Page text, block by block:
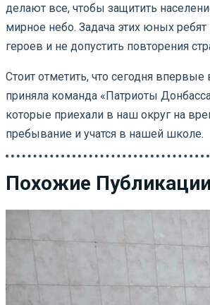
делают все, чтобы защитить
мирное небо. Задача этих юных
героев и не допустить повторения
Стоит отметить, что сегодня впервые
приняла команда «Патриоты
которые приехали в наш округ на
пребывание и учатся в нашей школе.
Похожие Публикации